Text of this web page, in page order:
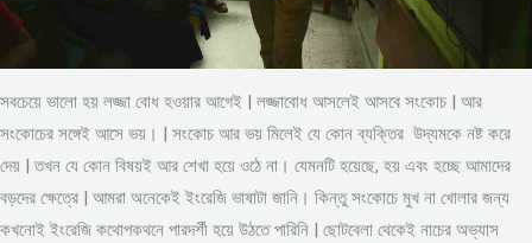
সবচেয়ে ভালো হয় লজ্জা বোধ হওয়ার আগেই | লজ্জাবোধ আসলেই আসবে সংকোচ | আর
সংকোচের সঙ্গেই আসে ভয়। | সংকোচ আর ভয় মিলেই যে কোন ব্যক্তির উদ্যমকে নষ্ট করে
দেয় | তখন যে কোন বিষয়ই আর শেখা হয়ে ওঠে না। যেমনটি হয়েছে, হয় এবং হচ্ছে আমাদের
বড়দের ক্ষেত্রে | আমরা অনেকেই ইংরেজি ভাষাটা জানি। কিন্তু সংকোচে মুখ না খোলার জন্য
কখনোই ইংরেজি কথোপকথনে পারদর্শী হয়ে উঠতে পারিনি | ছোটবেলা থেকেই নাচের অভ্যাস